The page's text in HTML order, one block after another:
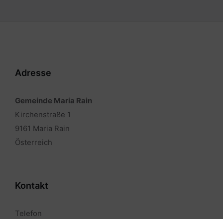
Adresse
Gemeinde Maria Rain
Kirchenstraße 1
9161 Maria Rain
Österreich
Kontakt
Telefon